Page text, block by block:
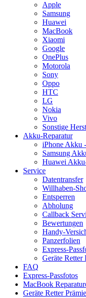
Apple
Samsung
Huawei
MacBook
Xiaomi
Google
OnePlus
Motorola
Sony
Oppo
HTC
LG
Nokia
Vivo
Sonstige
Akku-Reparatur
iPhone Akku
Samsung
Huawei
Service
Datentransfer
Willhaben-
Entsperren
Abholung
Callback
Bewertungen
Handy-
Panzerfolien
Express-
Geräte Retter
FAQ
Express-Passfotos
MacBook
Geräte Retter Prämie